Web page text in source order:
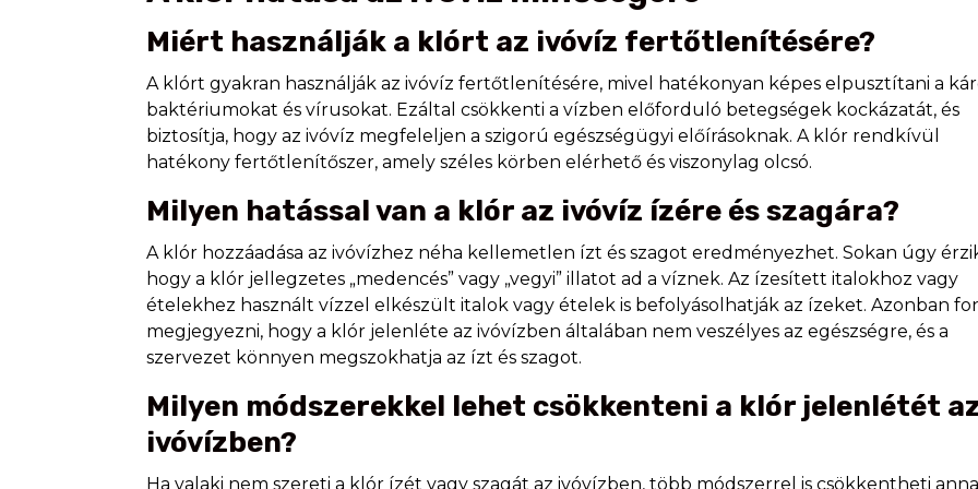
Miért használják a klórt az ivóvíz fertőtlenítésére?
A klórt gyakran használják az ivóvíz fertőtlenítésére, mivel hatékonyan képes elpusztítani a
baktériumokat és vírusokat. Ezáltal csökkenti a vízben előforduló betegségek kockázatát, és
biztosítja, hogy az ivóvíz megfeleljen a szigorú egészségügyi előírásoknak. A klór rendkívül
hatékony fertőtlenítőszer, amely széles körben elérhető és viszonylag olcsó.
Milyen hatással van a klór az ivóvíz ízére és szagára?
A klór hozzáadása az ivóvízhez néha kellemetlen ízt és szagot eredményezhet. Sokan úgy
hogy a klór jellegzetes „medencés” vagy „vegyi” illatot ad a víznek. Az ízesített italokhoz vagy
ételekhez használt vízzel elkészült italok vagy ételek is befolyásolhatják az ízeket. Azonban
megjegyezni, hogy a klór jelenléte az ivóvízben általában nem veszélyes az egészségre, és a
szervezet könnyen megszokhatja az ízt és szagot.
Milyen módszerekkel lehet csökkenteni a klór jelenlétét
ivóvízben?
Ha valaki nem szereti a klór ízét vagy szagát az ivóvízben, több módszerrel is csökkentheti